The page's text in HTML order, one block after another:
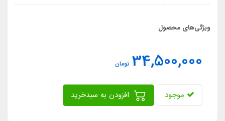
ویژگی‌های محصول
34,500,000 تومان
موجود